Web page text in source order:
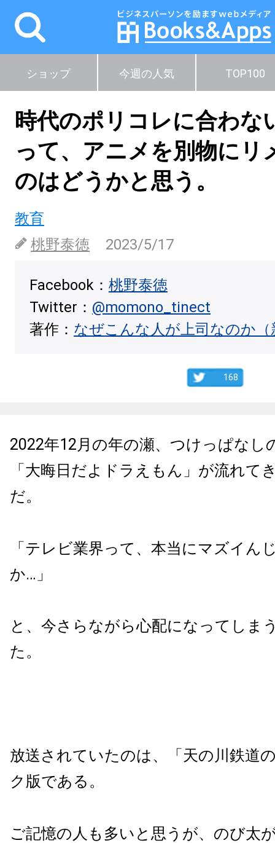
ショップ 今週の人気 TOP100
時代のポリコレに合わな
って、アニメを別物にリ
のはどうかと思う。
教育
桃野泰徳
2023/5/17
Facebook： 桃野泰徳
Twitter： @momono_tinect
著作： なぜこんな人が上司なのか（
168
2022年12月の年の瀬、つけっぱなし
「大晦日だよドラえもん」が流れて
だ。
「テレビ業界って、本当にマズイん
か…」
と、今さらながら心配になってしま
た。
放送されていたのは、「天の川鉄道
ク版である。
ご記憶の人も多いと思うが、のび太